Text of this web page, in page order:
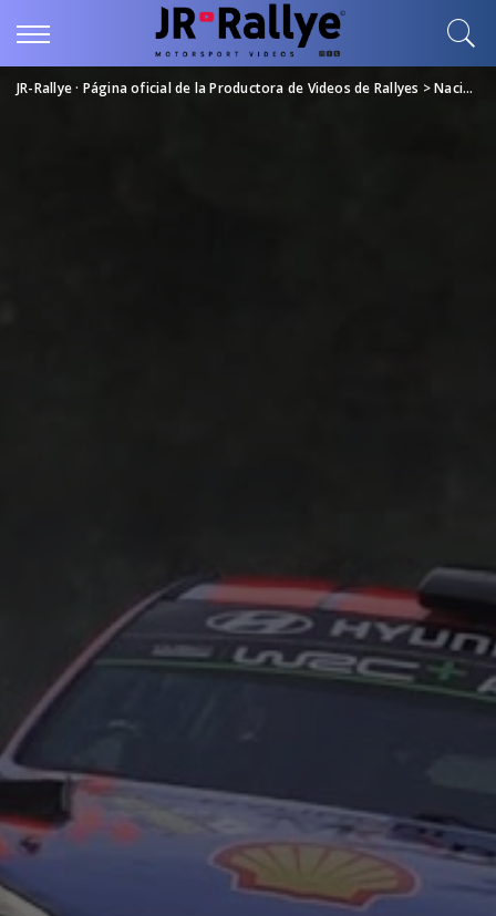
JR-Rallye · Página oficial de la Productora de Videos de Rallyes >Nacional